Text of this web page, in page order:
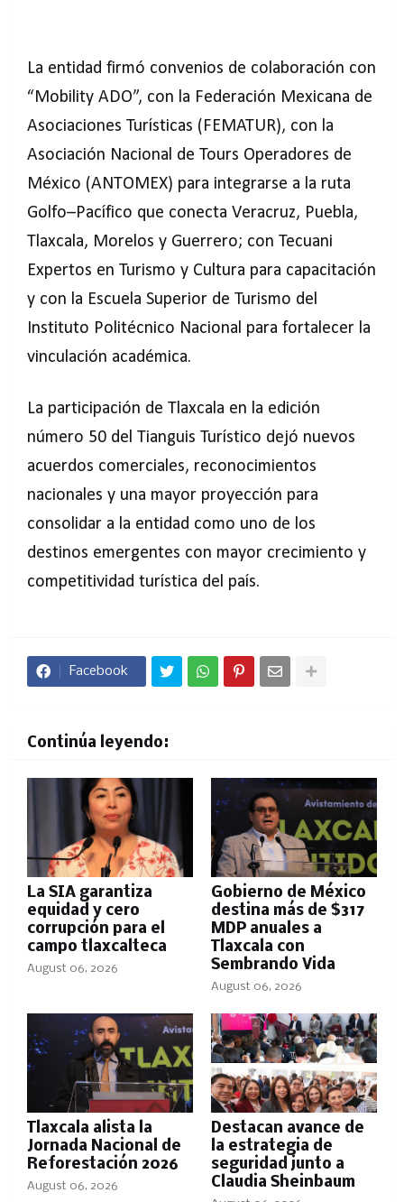
La entidad firmó convenios de colaboración con
“Mobility ADO”, con la Federación Mexicana de
Asociaciones Turísticas (FEMATUR), con la
Asociación Nacional de Tours Operadores de
México (ANTOMEX) para integrarse a la ruta
Golfo–Pacífico que conecta Veracruz, Puebla,
Tlaxcala, Morelos y Guerrero; con Tecuani
Expertos en Turismo y Cultura para capacitación
y con la Escuela Superior de Turismo del
Instituto Politécnico Nacional para fortalecer la
vinculación académica.
La participación de Tlaxcala en la edición
número 50 del Tianguis Turístico dejó nuevos
acuerdos comerciales, reconocimientos
nacionales y una mayor proyección para
consolidar a la entidad como uno de los
destinos emergentes con mayor crecimiento y
competitividad turística del país.
Facebook
Continúa leyendo:
La SIA garantiza
equidad y cero
corrupción para el
campo tlaxcalteca
August 06, 2026
Gobierno de México
destina más de $317
MDP anuales a
Tlaxcala con
Sembrando Vida
August 06, 2026
Tlaxcala alista la
Jornada Nacional de
Reforestación 2026
August 06, 2026
Destacan avance de
la estrategia de
seguridad junto a
Claudia Sheinbaum